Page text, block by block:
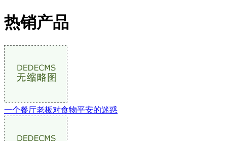
热销产品
一个餐厅老板对食物平安的迷惑